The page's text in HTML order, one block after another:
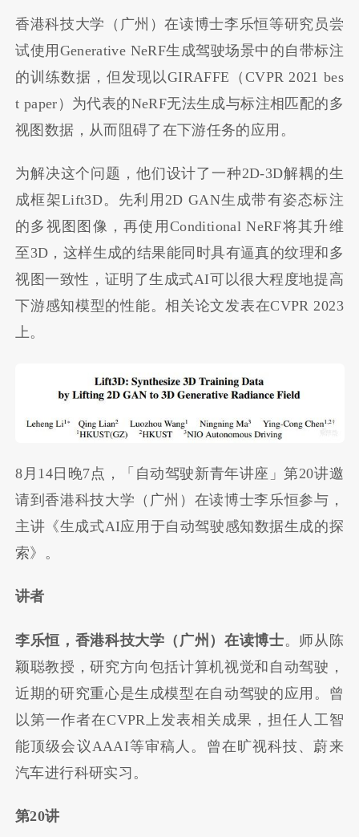
香港科技大学（广州）在读博士李乐恒等研究员尝
试使用Generative NeRF生成驾驶场景中的自带标注
的训练数据，但发现以GIRAFFE（CVPR 2021 bes
t paper）为代表的NeRF无法生成与标注相匹配的多
视图数据，从而阻碍了在下游任务的应用。
为解决这个问题，他们设计了一种2D-3D解耦的生
成框架Lift3D。先利用2D GAN生成带有姿态标注
的多视图图像，再使用Conditional NeRF将其升维
至3D，这样生成的结果能同时具有逼真的纹理和多
视图一致性，证明了生成式AI可以很大程度地提高
下游感知模型的性能。相关论文发表在CVPR 2023
上。
8月14日晚7点，「自动驾驶新青年讲座」第20讲邀
请到香港科技大学（广州）在读博士李乐恒参与，
主讲《生成式AI应用于自动驾驶感知数据生成的探
索》。
讲者
李乐恒，香港科技大学（广州）在读博士。师从陈
颖聪教授，研究方向包括计算机视觉和自动驾驶，
近期的研究重心是生成模型在自动驾驶的应用。曾
以第一作者在CVPR上发表相关成果，担任人工智
能顶级会议AAAI等审稿人。曾在旷视科技、蔚来
汽车进行科研实习。
第20讲